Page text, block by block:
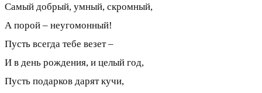
Самый добрый, умный, скромный,
А порой – неугомонный!
Пусть всегда тебе везет –
И в день рождения, и целый год,
Пусть подарков дарят кучи,